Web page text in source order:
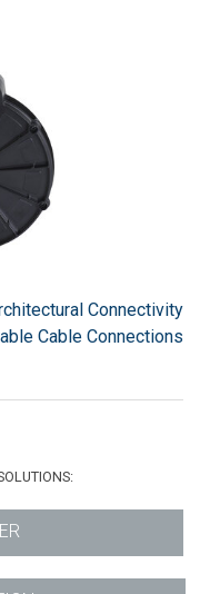
Connectivity
Cable Connections